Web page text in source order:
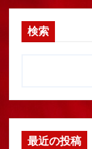
検索
最近の投稿